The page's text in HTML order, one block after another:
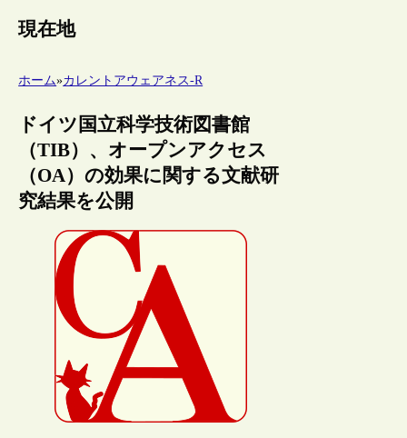
現在地
ホーム»カレントアウェアネス-R
ドイツ国立科学技術図書館
（TIB）、オープンアクセス
（OA）の効果に関する文献研
究結果を公開